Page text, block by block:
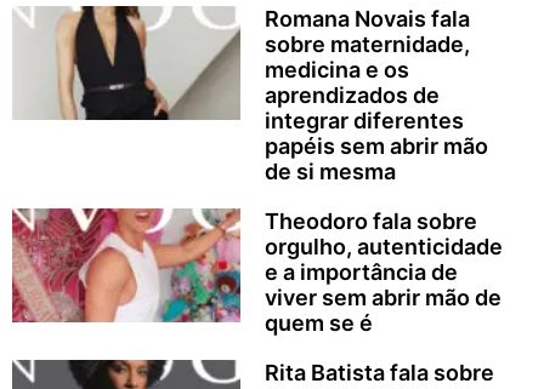
Romana Novais fala
sobre maternidade,
medicina e os
aprendizados de
integrar diferentes
papéis sem abrir mão
de si mesma
Theodoro fala sobre
orgulho, autenticidade
e a importância de
viver sem abrir mão de
quem se é
Rita Batista fala sobre